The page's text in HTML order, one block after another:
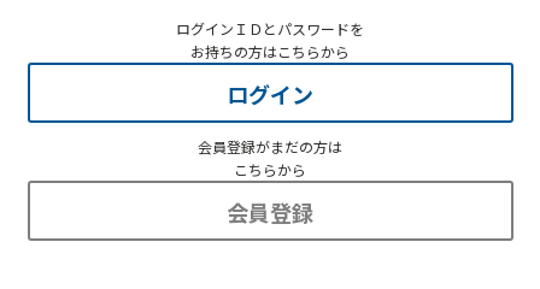
ログインＩＤとパスワードを
お持ちの方はこちらから
ログイン
会員登録がまだの方は
こちらから
会員登録